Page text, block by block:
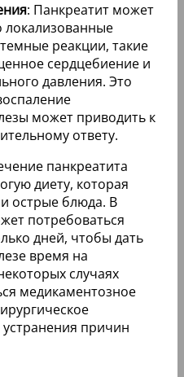
: Панкреатит может
локализованные
реакции, такие
сердцебиение и
давления. Это
может приводить к
ответу.
панкреатита
диету, которая
острые блюда. В
потребоваться
дней, чтобы дать
время на
случаях
медикаментозное
причин